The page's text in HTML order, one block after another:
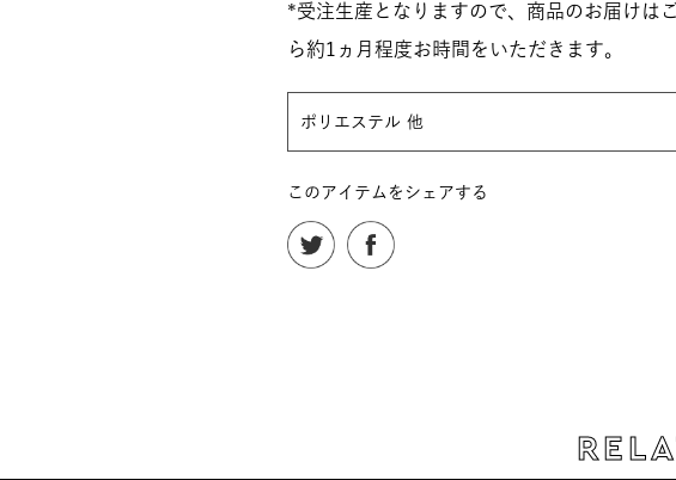
*受注生産となりますので、商品のお届けは
ら約1ヵ月程度お時間をいただきます。
ポリエステル 他
このアイテムをシェアする